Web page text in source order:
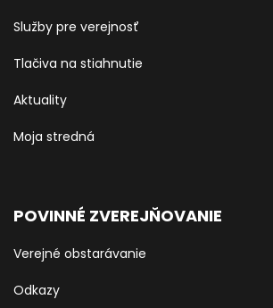
Služby pre verejnosť
Tlačiva na stiahnutie
Aktuality
Moja stredná
POVINNÉ ZVEREJŇOVANIE
Verejné obstarávanie
Odkazy